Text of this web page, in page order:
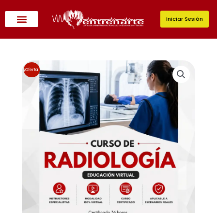
contenido
Iniciar Sesión
¡Oferta!